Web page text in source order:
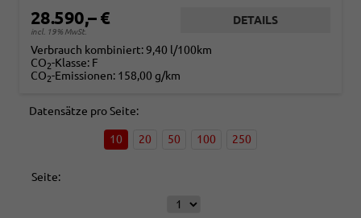
28.590,– €
incl. 19% MwSt.
DETAILS
Verbrauch kombiniert: 9,40 l/100km
CO2-Klasse: F
CO2-Emissionen: 158,00 g/km
Datensätze pro Seite:
10 20 50 100 250
Seite: